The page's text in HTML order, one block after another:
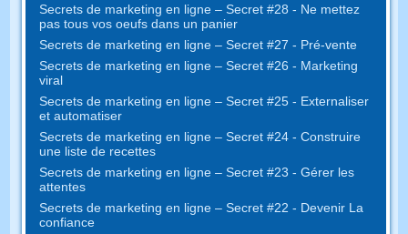
Secrets de marketing en ligne – Secret #28 - Ne mettez
pas tous vos oeufs dans un panier
Secrets de marketing en ligne – Secret #27 - Pré-vente
Secrets de marketing en ligne – Secret #26 - Marketing
viral
Secrets de marketing en ligne – Secret #25 - Externaliser
et automatiser
Secrets de marketing en ligne – Secret #24 - Construire
une liste de recettes
Secrets de marketing en ligne – Secret #23 - Gérer les
attentes
Secrets de marketing en ligne – Secret #22 - Devenir La
confiance